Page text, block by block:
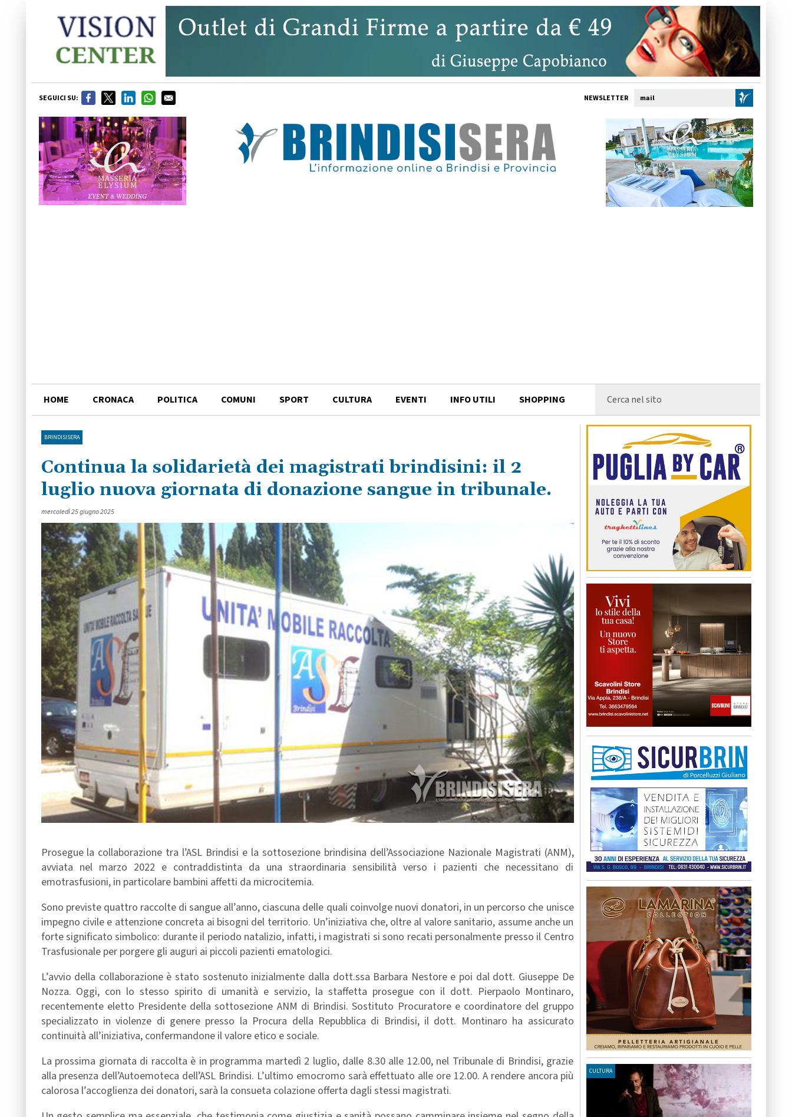
SEGUICI SU: NEWSLETTER
HOME CRONACA POLITICA COMUNI SPORT CULTURA EVENTI INFO UTILI SHOPPING
BRINDISISERA
Continua la solidarietà dei magistrati brindisini: il 2
luglio nuova giornata di donazione sangue in tribunale.
mercoledì 25 giugno 2025
Prosegue la collaborazione tra l’ASL Brindisi e la sottosezione brindisina dell’Associazione Nazionale Magistrati (ANM),
avviata nel marzo 2022 e contraddistinta da una straordinaria sensibilità verso i pazienti che necessitano di
emotrasfusioni, in particolare bambini affetti da microcitemia.
Sono previste quattro raccolte di sangue all’anno, ciascuna delle quali coinvolge nuovi donatori, in un percorso che unisce
impegno civile e attenzione concreta ai bisogni del territorio. Un’iniziativa che, oltre al valore sanitario, assume anche un
forte significato simbolico: durante il periodo natalizio, infatti, i magistrati si sono recati personalmente presso il Centro
Trasfusionale per porgere gli auguri ai piccoli pazienti ematologici.
L’avvio della collaborazione è stato sostenuto inizialmente dalla dott.ssa Barbara Nestore e poi dal dott. Giuseppe De
Nozza. Oggi, con lo stesso spirito di umanità e servizio, la staffetta prosegue con il dott. Pierpaolo Montinaro,
recentemente eletto Presidente della sottosezione ANM di Brindisi. Sostituto Procuratore e coordinatore del gruppo
specializzato in violenze di genere presso la Procura della Repubblica di Brindisi, il dott. Montinaro ha assicurato
continuità all’iniziativa, confermandone il valore etico e sociale.
La prossima giornata di raccolta è in programma martedì 2 luglio, dalle 8.30 alle 12.00, nel Tribunale di Brindisi, grazie
alla presenza dell’Autoemoteca dell’ASL Brindisi. L’ultimo emocromo sarà effettuato alle ore 12.00. A rendere ancora più
calorosa l’accoglienza dei donatori, sarà la consueta colazione offerta dagli stessi magistrati.
CULTURA